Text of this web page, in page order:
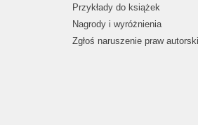
Przykłady do książek
Nagrody i wyróżnienia
Zgłoś naruszenie praw